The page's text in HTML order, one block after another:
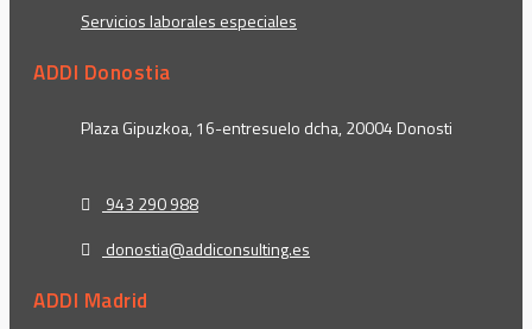
Servicios laborales especiales
ADDI Donostia
Plaza Gipuzkoa, 16-entresuelo dcha, 20004 Donosti
943 290 988
donostia@addiconsulting.es
ADDI Madrid